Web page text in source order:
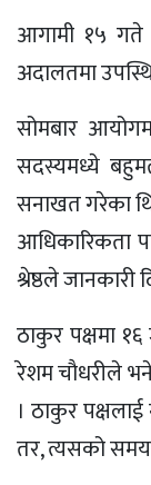
आगामी १५ गते
अदालतमा
सोमबार
सदस्यमध्ये
सनाखत गरेका
आधिकारिकता
श्रेष्ठले जानकारी
ठाकुर पक्षमा
रेशम चाैधरीले
। ठाकुर
तर, त्यसको